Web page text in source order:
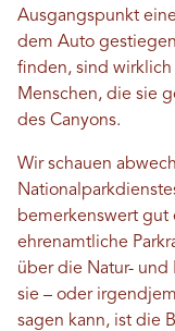
Ausgangspunkt
dem Auto
finden, sind
Menschen, die sie
des Canyons.
Wir schauen
bemerkenswert gut
ehrenamtliche
über die Natur- und
sie – oder
sagen kann, ist die